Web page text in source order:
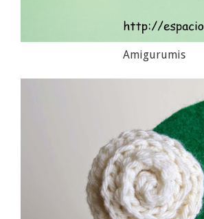
Amigurumis